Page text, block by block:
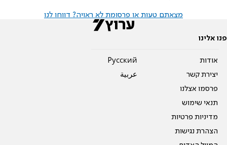
מצאתם טעות או פרסומת לא ראויה? דווחו לנו
פנו אלינו
אודות
יצירת קשר
פרסמו אצלנו
תנאי שימוש
מדיניות פרטיות
הצהרת נגישות
Pусский
عربية